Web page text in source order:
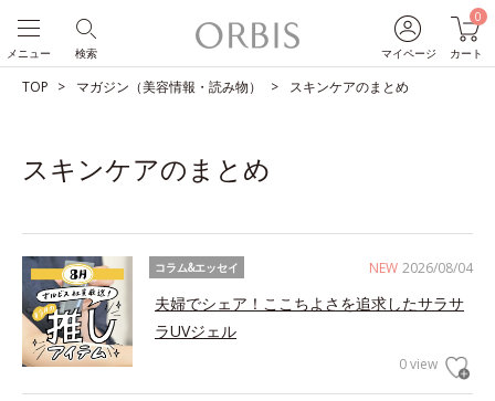
マイページ
0
カート
検索
メニュー
TOP マガジン（美容情報・読み物） スキンケアのまとめ
スキンケアのまとめ
NEW 2026/08/04
コラム&エッセイ
夫婦でシェア！ここちよさを追求したサラサ
ラUVジェル
0 view